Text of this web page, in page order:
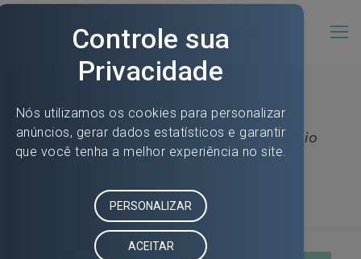
Hospital Municipal de Petrolina Alírio
Brandão – Transparência